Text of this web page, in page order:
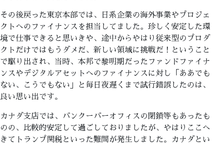
その後戻った東京本部では、日系企業の海外事業やプロジェ
クトへのファイナンスを担当してました。珍しく安定した環
境で仕事できると思いきや、途中からやはり従来型のプロダ
クトだけではもうダメだ、新しい領域に挑戦だ！ということ
で駆り出され、当時、本邦で黎明期だったファンドファイナ
ンスやデジタルアセットへのファイナンスに対し「ああでも
ない、こうでもない」と毎日夜遅くまで試行錯誤したのは、
良い思い出です。
カナダ支店では、バンクーバーオフィスの閉鎖等もあったも
のの、比較的安定して過ごしておりましたが、やはりここへ
きてトランプ関税といった難問が発生しました。カナダとい